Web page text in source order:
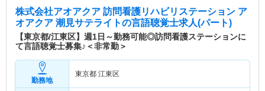
株式会社アオアクア 訪問看護リハビリステーション ア
オアクア 潮見サテライトの言語聴覚士求人(パート)
【東京都/江東区】週1日～勤務可能◎訪問看護ステーションに
て言語聴覚士募集♪＜非常勤＞
勤務地
東京都 江東区